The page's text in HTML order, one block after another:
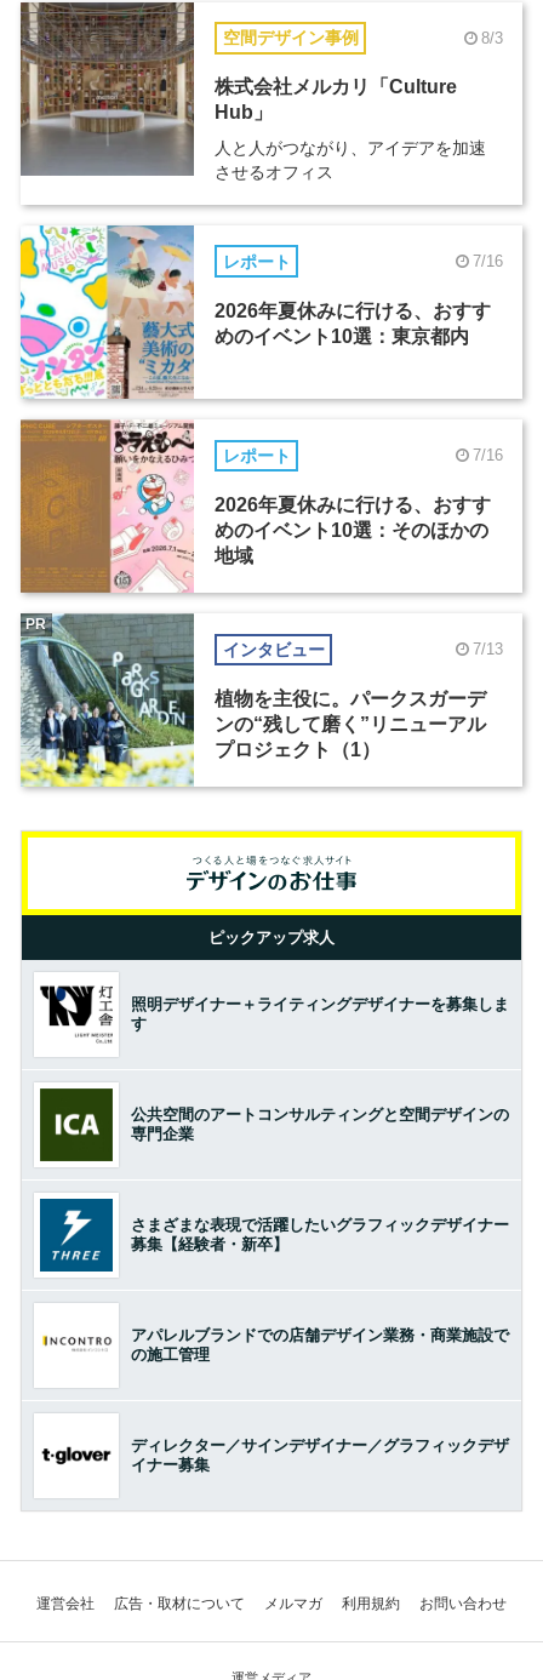
空間デザイン事例 8/3
株式会社メルカリ「Culture
Hub」
人と人がつながり、アイデアを加速
させるオフィス
レポート 7/16
2026年夏休みに行ける、おすす
めのイベント10選：東京都内
レポート 7/16
2026年夏休みに行ける、おすす
めのイベント10選：そのほかの
地域
インタビュー 7/13
植物を主役に。パークスガーデ
ンの“残して磨く”リニューアル
プロジェクト（1）
PR
ピックアップ求人
照明デザイナー＋ライティングデザイナーを募集しま
す
公共空間のアートコンサルティングと空間デザインの
専門企業
さまざまな表現で活躍したいグラフィックデザイナー
募集【経験者・新卒】
アパレルブランドでの店舗デザイン業務・商業施設で
の施工管理
ディレクター／サインデザイナー／グラフィックデザ
イナー募集
運営会社 広告・取材について メルマガ 利用規約 お問い合わせ